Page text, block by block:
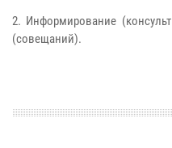
2. Информирование
(совещаний).